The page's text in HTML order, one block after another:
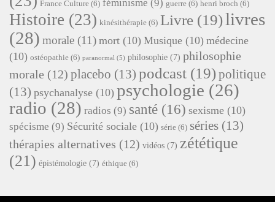
France Culture (6) féminisme (9) guerre (6) henri broch (6)
Histoire (23) kinésithérapie (6) Livre (19)livres
(28) morale (11) mort (10) Musique (10) médecine
(10) ostéopathie (6) paranormal (5) philosophie (7) philosophie
morale (12) placebo (13) podcast (19)politique
(13) psychanalyse (10) psychologie (26)
radio (28) radios (9) santé (16) sexisme (10)
spécisme (9) Sécurité sociale (10) série (6) séries (13)
thérapies alternatives (12) vidéos (7) zététique
(21) épistémologie (7) éthique (6)